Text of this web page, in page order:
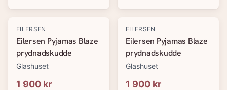
EILERSEN
Eilersen Pyjamas Blaze
prydnadskudde
Glashuset
1 900 kr
EILERSEN
Eilersen Pyjamas Blaze
prydnadskudde
Glashuset
1 900 kr